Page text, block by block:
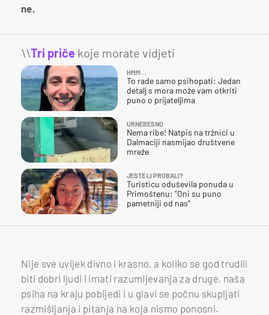
ne.
\\Tri priče koje morate vidjeti
HMM…
To rade samo psihopati: Jedan
detalj s mora može vam otkriti
puno o prijateljima
URNEBESNO
Nema ribe! Natpis na tržnici u
Dalmaciji nasmijao društvene
mreže
JESTE LI PROBALI?
Turisticu oduševila ponuda u
Primoštenu: "Oni su puno
pametniji od nas"
Nije sve uvijek divno i krasno, a koliko se god trudili
biti dobri ljudi i imati razumijevanja za druge, naša
psiha na kraju pobijedi i u glavi se počnu skupljati
razmišljanja i pitanja na koja nismo ponosni.